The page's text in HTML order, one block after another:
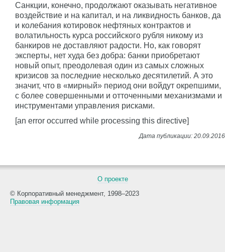
Санкции, конечно, продолжают оказывать негативное
воздействие и на капитал, и на ликвидность банков, да
и колебания котировок нефтяных контрактов и
волатильность курса российского рубля никому из
банкиров не доставляют радости. Но, как говорят
эксперты, нет худа без добра: банки приобретают
новый опыт, преодолевая один из самых сложных
кризисов за последние несколько десятилетий. А это
значит, что в «мирный» период они войдут окрепшими,
с более совершенными и отточенными механизмами и
инструментами управления рисками.
[an error occurred while processing this directive]
О проекте
© Корпоративный менеджмент, 1998–2023
Правовая информация